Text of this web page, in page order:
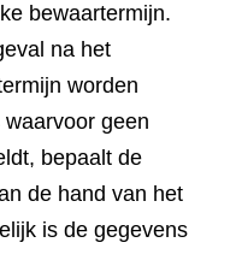
bewaartermijn.
na het
worden
geen
bepaalt de
de hand van het
is de gegevens